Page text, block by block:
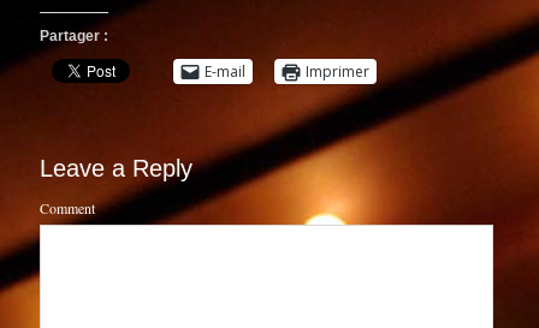
Partager :
E-mail Imprimer
Leave a Reply
Comment